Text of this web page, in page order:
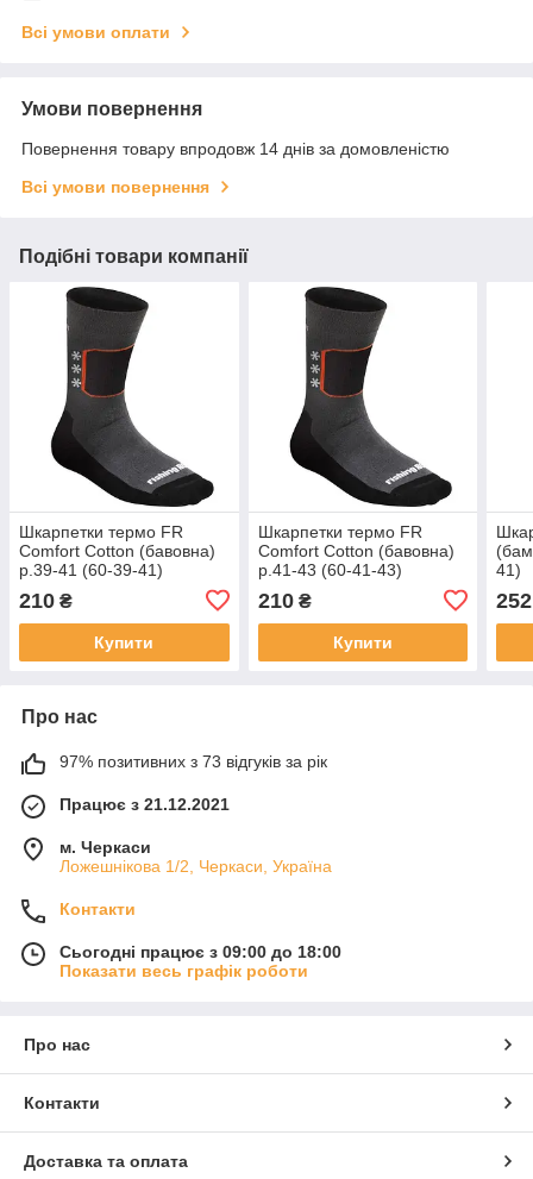
Всі умови оплати
Умови повернення
Повернення товару впродовж 14 днів за домовленістю
Всі умови повернення
Подібні товари компанії
Шкарпетки термо FR
Comfort Cotton (бавовна)
р.39-41 (60-39-41)
210 ₴
Купити
Шкарпетки термо FR
Comfort Cotton (бавовна)
р.41-43 (60-41-43)
210₴
Купити
41)
252
Про нас
97% позитивних з 73 відгуків за рік
Працює з 21.12.2021
м. Черкаси
Ложешнікова 1/2, Черкаси, Україна
Контакти
Сьогодні працює з 09:00 до 18:00
Показати весь графік роботи
Про нас
Контакти
Доставка та оплата